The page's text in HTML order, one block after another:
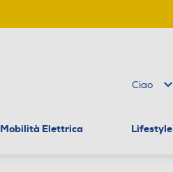
Ciao
Mobilità Elettrica Lifestyle